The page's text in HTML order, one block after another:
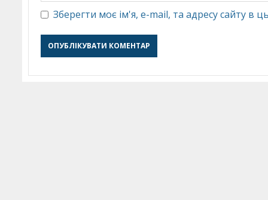
Зберегти моє ім'я, e-mail, та адресу сайту в